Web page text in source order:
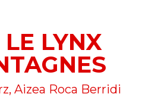
LYNX
Aizea Roca Berridi